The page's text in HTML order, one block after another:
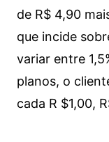
de R$ 4,90
que incide
variar entre
planos, o
cada R $1,00,